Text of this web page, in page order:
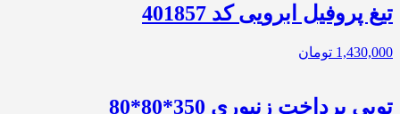
تیغ پروفیل ابرویی کد 401857
1,430,000 تومان
توپی پرداخت زنبوری 350*80*80